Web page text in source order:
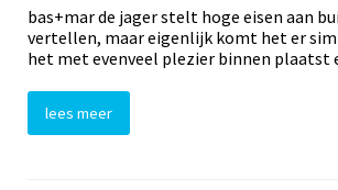
bas+mar de jager stelt hoge eisen aan
vertellen, maar eigenlijk komt het er
het met evenveel plezier binnen
lees meer